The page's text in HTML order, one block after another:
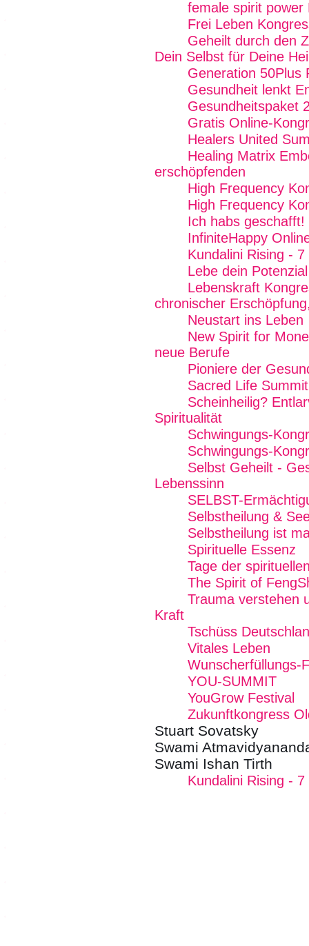
female spirit
Frei Leben
Geheilt durch den
Dein Selbst für Deine
Generation 50Plus
Gesundheit lenkt
Gesundheitspaket
Gratis Online-
Healers United
Healing Matrix
erschöpfenden
High Frequency
High Frequency
Ich habs
InfiniteHappy
Kundalini Rising -
Lebe dein
Lebenskraft
chronischer
Neustart ins Leben
New Spirit for
neue Berufe
Pioniere der
Sacred Life Summit
Scheinheilig?
Spiritualität
Schwingungs-
Schwingungs-
Selbst Geheilt -
Lebenssinn
SELBST-
Selbstheilung &
Selbstheilung ist
Spirituelle Essenz
Tage der
The Spirit of
Trauma verstehen
Kraft
Tschüss
Vitales Leben
Wunscherfüllungs-
YOU-SUMMIT
YouGrow Festival
Zukunftkongress
Stuart Sovatsky
Swami
Swami Ishan Tirth
Kundalini Rising -